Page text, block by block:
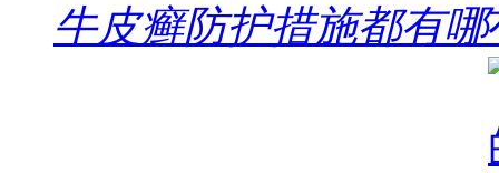
牛皮癣防护措施都有哪